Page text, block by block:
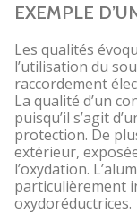
EXEMPLE
Les qualités
l’utilisation du
raccordement
La qualité d’un
puisqu’il s’agit
protection. De
extérieur,
l’oxydation.
particulièrement
oxydoréductrices.